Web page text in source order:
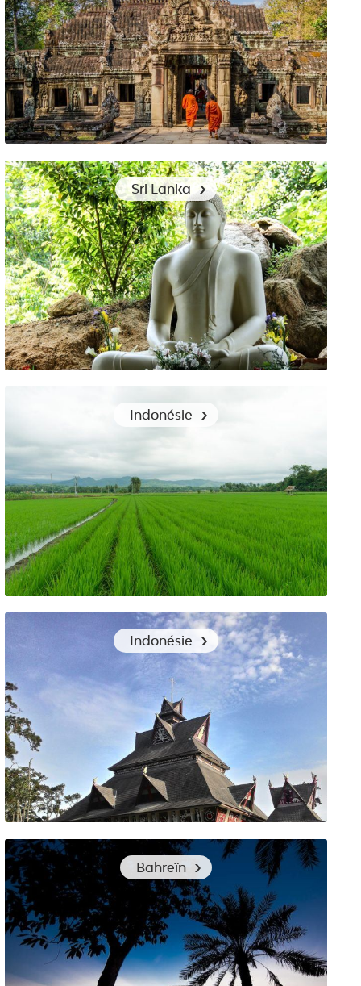
Découverte des temples d’Angkor au Cambodge : quels
vêtements choisir ?
Sri Lanka
Backpacking au Sri Lanka : quels vêtements emporter ?
Indonésie
Découvrir les îles de l’Indonésie et comment s’y habiller
Indonésie
Préparer sa valise pour un voyage à Sumatra
Bahreïn